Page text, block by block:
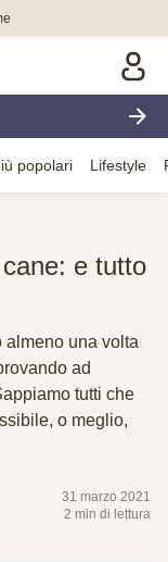
popolari Lifestyle
e tutto
almeno una volta
ad
tutti che
o meglio,
31 marzo 2021
2 min di lettura